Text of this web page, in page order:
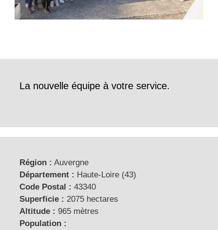
La nouvelle équipe à votre service.
Région : Auvergne
Département : Haute-Loire (43)
Code Postal : 43340
Superficie : 2075 hectares
Altitude : 965 mètres
Population :